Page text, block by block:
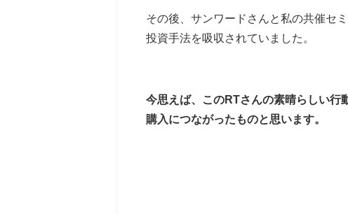
その後、サンワードさんと私の共催セ
投資手法を吸収されていました。
今思えば、このRTさんの素晴らしい行
購入につながったものと思います。